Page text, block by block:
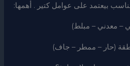
بيعتمد على عوامل كتير . أهمها:
– معدني – مبلط)
(حار – ممطر – جاف)